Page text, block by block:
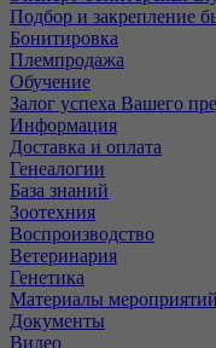
Подбор и закрепление
Бонитировка
Племпродажа
Обучение
Залог успеха Вашего
Информация
Доставка и оплата
Генеалогии
База знаний
Зоотехния
Воспроизводство
Ветеринария
Генетика
Материалы мероприятий
Документы
Видео